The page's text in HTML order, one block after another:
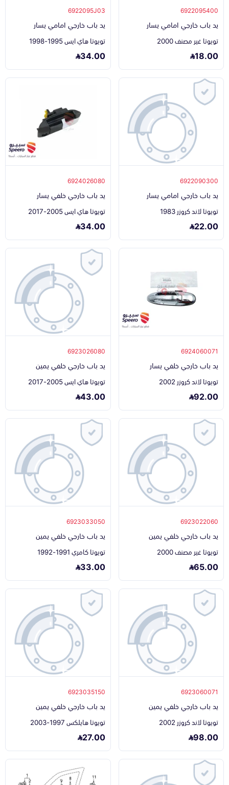
6922095400
يد باب خارجي امامي يسار
تويوتا غير مصنف 2000
18.00
6922095J03
يد باب خارجي امامي يسار
تويوتا هاي ايس 1995-1998
34.00
6922090300
يد باب خارجي امامي يسار
تويوتا لاند كروزر 1983
22.00
6924026080
يد باب خارجي خلفي يسار
تويوتا هاي ايس 2005-2017
34.00
6924060071
يد باب خارجي خلفي يسار
تويوتا لاند كروزر 2002
92.00
6923026080
يد باب خارجي خلفي يمين
تويوتا هاي ايس 2005-2017
43.00
6923022060
يد باب خارجي خلفي يمين
تويوتا غير مصنف 2000
65.00
6923033050
يد باب خارجي خلفي يمين
تويوتا كامري 1991-1992
33.00
6923060071
يد باب خارجي خلفي يمين
تويوتا لاند كروزر 2002
98.00
6923035150
يد باب خارجي خلفي يمين
تويوتا هايلكس 1997-2003
27.00